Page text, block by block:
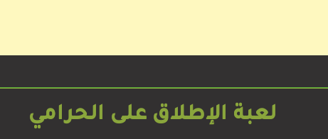
لعبة الإطلاق على الحرامي